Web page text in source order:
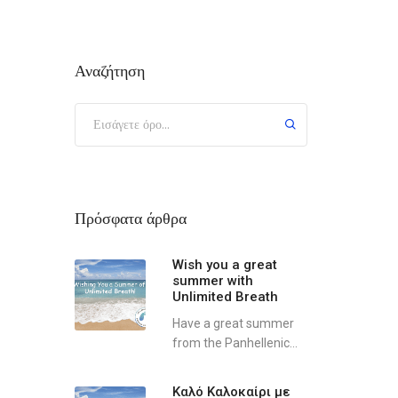
Αναζήτηση
Πρόσφατα άρθρα
Wish you a great
summer with
Unlimited Breath
Have a great summer
from the Panhellenic...
Καλό Καλοκαίρι με